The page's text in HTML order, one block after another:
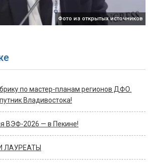
Фото из открытых источников
по мастер-планам регионов ДФО.
Владивостока!
ВЭФ-2026 — в Пекине!
ЛАУРЕАТЫ